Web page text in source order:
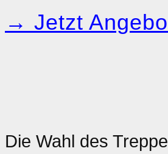
→ Jetzt
Die Wahl des